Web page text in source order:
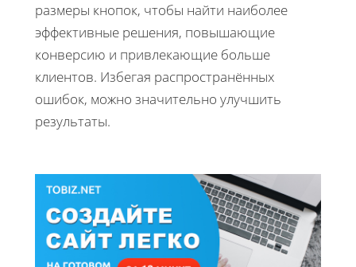
размеры кнопок, чтобы найти наиболее
эффективные решения, повышающие
конверсию и привлекающие больше
клиентов. Избегая распространённых
ошибок, можно значительно улучшить
результаты.